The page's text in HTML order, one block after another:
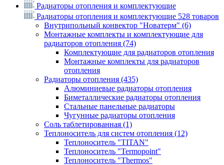
Радиаторы отопления и комплектующие
Радиаторы отопления и комплектующие 528 товаров
Внутрипольный конвектор "Новатерм" (6)
Монтажные комплекты и комплектующие для
радиаторов отопления (74)
Комплектующие для радиаторов отопления
Монтажные комплекты для радиаторов
отопления
Радиаторы отопления (435)
Алюминиевые радиаторы отопления
Биметаллические радиаторы отопления
Стальные панельные радиаторы
Чугунные радиаторы отопления
Соль таблетированная (1)
Теплоноситель для систем отопления (12)
Теплоноситель "TITAN"
Теплоноситель "Termopoint"
Теплоноситель "Thermos"